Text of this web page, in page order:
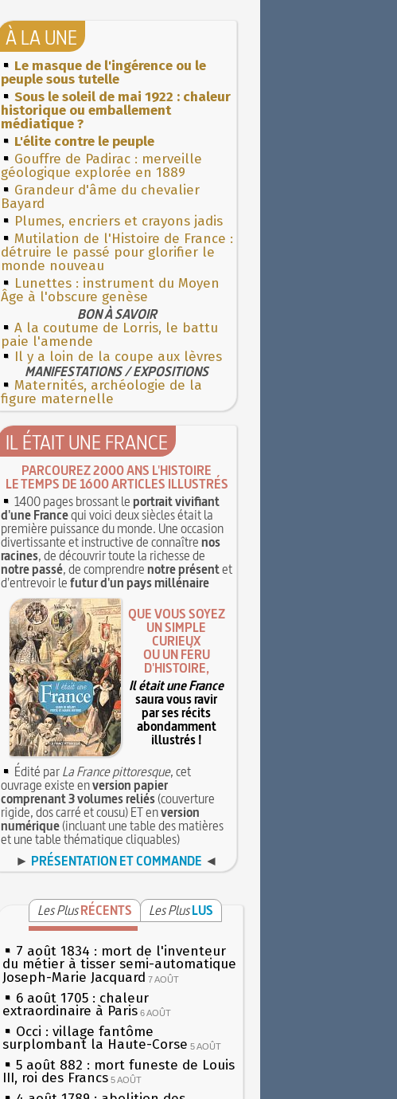
À LA UNE
Le masque de l'ingérence ou le
peuple sous tutelle
Sous le soleil de mai 1922 : chaleur
historique ou emballement
médiatique ?
L'élite contre le peuple
Gouffre de Padirac : merveille
géologique explorée en 1889
Grandeur d'âme du chevalier
Bayard
Plumes, encriers et crayons jadis
Mutilation de l'Histoire de France :
détruire le passé pour glorifier le
monde nouveau
Lunettes : instrument du Moyen
Âge à l'obscure genèse
BON À SAVOIR
A la coutume de Lorris, le battu
paie l'amende
Il y a loin de la coupe aux lèvres
MANIFESTATIONS / EXPOSITIONS
Maternités, archéologie de la
figure maternelle
IL ÉTAIT UNE FRANCE
PARCOUREZ 2000 ANS L'HISTOIRE
LE TEMPS DE 1600 ARTICLES ILLUSTRÉS
1400 pages brossant leportrait vivifiant
d'une Francequi voici deux siècles était la
première puissance du monde. Une occasion
divertissante et instructive de connaîtrenos
racines, de découvrir toute la richesse de
notre passé, de comprendrenotre présentet
d'entrevoir lefutur d'un pays millénaire
QUE VOUS SOYEZ
UN SIMPLE
CURIEUX
OU UN FÉRU
D'HISTOIRE,
Il était une France
saura vous ravir
par ses récits
abondamment
illustrés !
Édité parLa France pittoresque, cet
ouvrage existe enversion papier
comprenant 3 volumes reliés(couverture
rigide, dos carré et cousu) ET enversion
numérique(incluant une table des matières
et une table thématique cliquables)
► PRÉSENTATION ET COMMANDE ◄
Les Plus RÉCENTS Les Plus LUS
7 août 1834 : mort de l'inventeur
du métier à tisser semi-automatique
Joseph-Marie Jacquard 7 AOÛT
6 août 1705 : chaleur
extraordinaire à Paris 6 AOÛT
Occi : village fantôme
surplombant la Haute-Corse 5 AOÛT
5 août 882 : mort funeste de Louis
III, roi des Francs 5 AOÛT